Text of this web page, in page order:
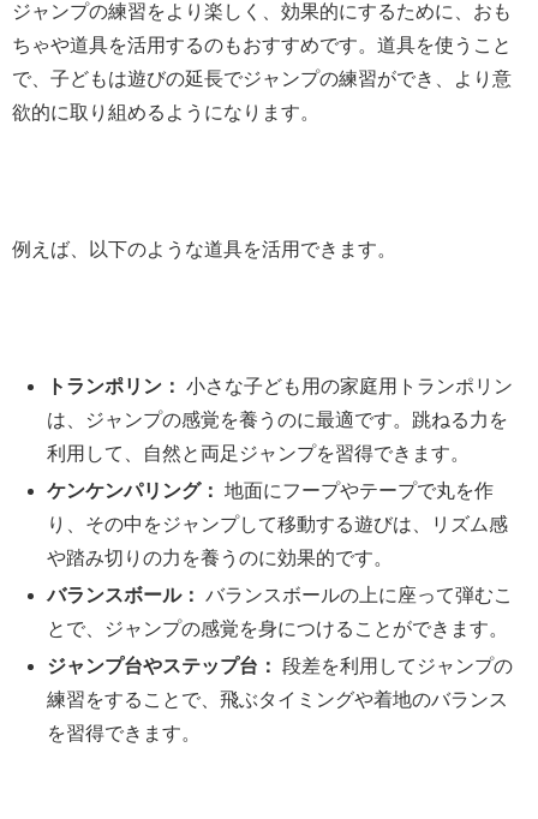
ジャンプの練習をより楽しく、効果的にするために、おも
ちゃや道具を活用するのもおすすめです。道具を使うこと
で、子どもは遊びの延長でジャンプの練習ができ、より意
欲的に取り組めるようになります。
例えば、以下のような道具を活用できます。
トランポリン： 小さな子ども用の家庭用トランポリン
は、ジャンプの感覚を養うのに最適です。跳ねる力を
利用して、自然と両足ジャンプを習得できます。
ケンケンパリング： 地面にフープやテープで丸を作
り、その中をジャンプして移動する遊びは、リズム感
や踏み切りの力を養うのに効果的です。
バランスボール： バランスボールの上に座って弾むこ
とで、ジャンプの感覚を身につけることができます。
ジャンプ台やステップ台： 段差を利用してジャンプの
練習をすることで、飛ぶタイミングや着地のバランス
を習得できます。